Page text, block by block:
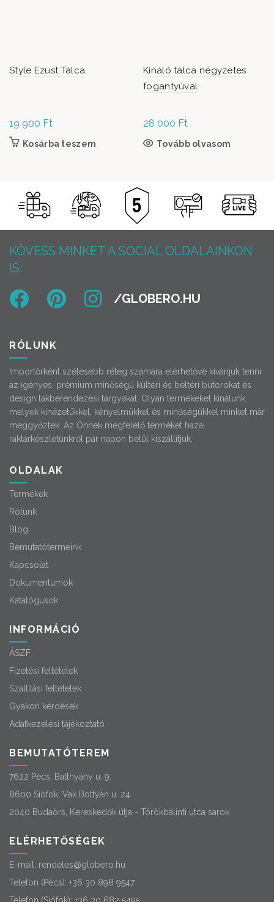
Style Ezüst Tálca
19 900 Ft
Kosárba teszem
Kínáló tálca négyzetes
fogantyúval
28 000 Ft
Tovább olvasom
KÖVESS MINKET A SOCIAL OLDALAINKON
IS:
RÓLUNK
Importőrként szélesebb réteg számára elérhetővé kívánjuk tenni
az igényes, prémium minőségű kültéri és beltéri bútorokat és
design lakberendezési tárgyakat. Olyan termékeket kínálunk,
melyek kinézetükkel, kényelmükkel és minőségükkel minket már
meggyőztek. Az Önnek megfelelő terméket hazai
raktárkészletünkről pár napon belül kiszállítjuk.
OLDALAK
Termékek
Rólunk
Blog
Bemutatótermeink
Kapcsolat
Dokumentumok
Katalógusok
INFORMÁCIÓ
ÁSZF
Fizetési feltételek
Szállítási feltételek
Gyakori kérdések
Adatkezelési tájékoztató
BEMUTATÓTEREM
7622 Pécs, Batthyány u. 9.
8600 Siófok, Vak Bottyán u. 24.
2040 Budaörs, Kereskedők útja - Törökbálinti utca sarok
ELÉRHETŐSÉGEK
E-mail: rendeles@globero.hu
Telefon (Pécs): +36 30 898 9547